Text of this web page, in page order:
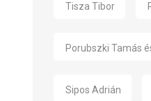
Tisza Tibor
Porubszki Tamás
Sipos Adrián